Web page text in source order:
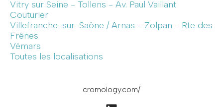
Vitry sur Seine - Tollens - Av. Paul Vaillant
Couturier
Villefranche-sur-Saône / Arnas - Zolpan - Rte des
Frênes
Vémars
Toutes les localisations
cromology.com/